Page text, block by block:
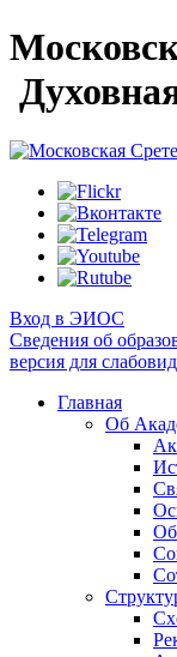
Вход в ЭИОС
Сведения об
версия для
Главная
Об